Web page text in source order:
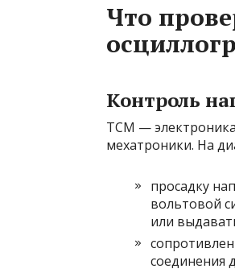
Что
Контроль
TCM —
мехатроники. На
просадку
вольтовой
или
соединения